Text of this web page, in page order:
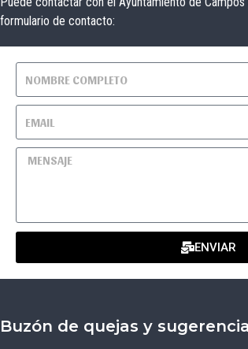
formulario de contacto:
ENVIAR
Buzón de quejas y